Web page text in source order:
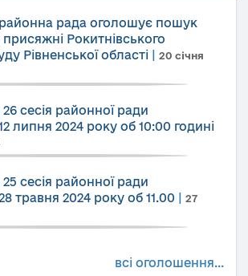
рада оголошує пошук
присяжні Рокитнівського
Рівненської області
20 січня
сесія районної ради
липня 2024 року об 10:00 годині
сесія районної ради
травня 2024 року об 11.00
27
всі оголошення...